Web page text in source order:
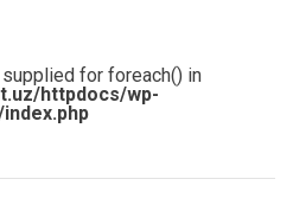
for foreach() in
httpdocs/wp-